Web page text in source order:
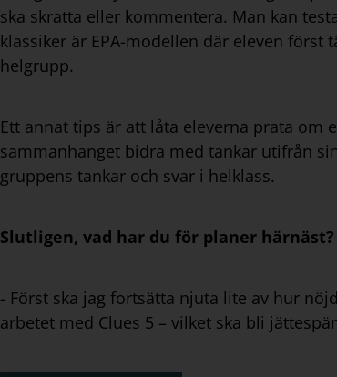
ska skratta eller kommentera. Man kan
klassiker är EPA-modellen där eleven
helgrupp.
Ett annat tips är att låta eleverna prata om
sammanhanget bidra med tankar utifrån
gruppens tankar och svar i helklass.
Slutligen, vad har du för planer härnäst?
- Först ska jag fortsätta njuta lite av hur
arbetet med Clues 5 – vilket ska bli